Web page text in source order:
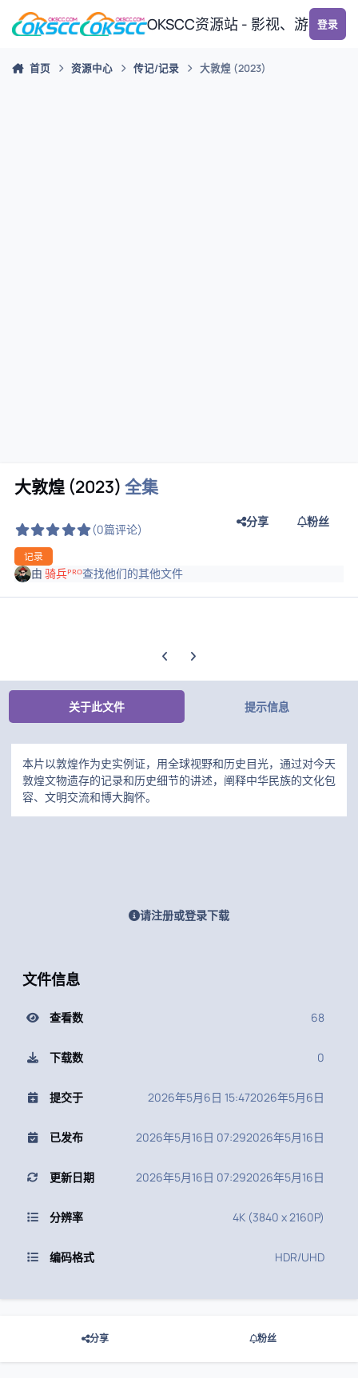
跳转到帖子
OKSCC资源站 - 影视、游戏、
登录
首页 资源中心 传记/记录 大敦煌 (2023)
大敦煌 (2023)全集
(0篇评论)
记录
分享 粉丝
由骑兵ᴾᴿᴼ查找他们的其他文件
上一张轮播幻灯片
下一张轮播幻灯片
关于此文件 提示信息
本片以敦煌作为史实例证，用全球视野和历史目光，通过对今天
敦煌文物遗存的记录和历史细节的讲述，阐释中华民族的文化包
容、文明交流和博大胸怀。
请注册或登录下载
文件信息
查看数 68
下载数 0
提交于 2026年5月6日 15:472026年5月6日
已发布 2026年5月16日 07:292026年5月16日
更新日期 2026年5月16日 07:292026年5月16日
分辨率 4K (3840 x 2160P)
编码格式 HDR/UHD
分享 粉丝